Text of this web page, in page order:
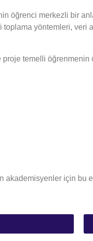
öğrenci merkezli bir
yöntemleri, veri
proje temelli
için bu